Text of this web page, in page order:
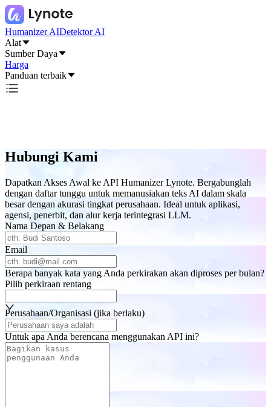
Humanizer AIDetektor AI
Alat
Sumber Daya
Harga
Panduan terbaik
Hubungi Kami
Dapatkan Akses Awal ke API Humanizer Lynote. Bergabunglah
dengan daftar tunggu untuk memanusiakan teks AI dalam skala
besar dengan akurasi tingkat perusahaan. Ideal untuk aplikasi,
agensi, penerbit, dan alur kerja terintegrasi LLM.
Nama Depan & Belakang
Email
Berapa banyak kata yang Anda perkirakan akan diproses per bulan?
Pilih perkiraan rentang
Perusahaan/Organisasi (jika berlaku)
Untuk apa Anda berencana menggunakan API ini?